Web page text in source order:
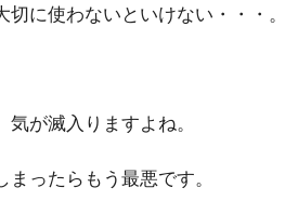
に使わないといけない・・・。
が滅入りますよね。
ったらもう最悪です。